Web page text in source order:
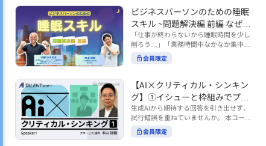
ジメント編（第4回〜7回）：AI時代のリ
ーダーシップや組織変革を中心に学ぶコ
ース ・機能別戦略編（第8回〜12回）：
AI時代における機能別での戦略のあり方
を中心に学ぶコース より実践的なAIツー
ルの活用法について学びたい方は『AI W
earch?tag=AI%E3%83%AF%E3%83%B
C%E3%82%AF%E3%82%B7%E3%83%
95%E3%83%88 ※本コースは、AIのマネ
ジメント活用を学ぶ「AIビジネスシフ
ト」シリーズの一環として提供していま
す。 ※本動画は、制作時点の情報に基づ
6月制作）
を客観的に評価し、改善できるAI活用法
も紹介。大事な場面で「心を動かす」プ
レゼンをしたい方におすすめです。関連
コース「プレゼンテーションスキル」も
併せてご覧ください。 ▼プレゼン動画分
析プロンプト（辛口） https://hodai.glo
bis.co.jp/learning_documents/6f976cd
ル https://unlimited.globis.co.jp/ja/co
urses/598f3254/ ※本コースは、AI時代
のビジネススキルを学ぶ「AIタレントシ
フト」シリーズの一環として提供してい
ます。 https://unlimited.globis.co.jp/j
a/tags/AI%E3%82%BF%E3%83%AC%E
ビジネスパーソンのための睡眠
スキル ~問題解決編 前編 なぜ眠
れないのか？~
「仕事が終わらないから睡眠時間を少し
削ろう…」「業務時間中なかなか集中で
きない…」「毎日朝起きるのがつら
い…」。 あなたはこのような経験をした
トの時間をやりくりするために、真っ先
に削りがちなのが「睡眠」時間。 実は
今、日本社会は世界と比較して「最も眠
らない国」だということもわかってきて
います。 慢性的な睡眠不足は、心身の健
康に悪影響なだけでなく、仕事のパフォ
ーマンスにも当然大きな影響を与え、社
会員限定
【AI×クリティカル・シンキン
グ】①イシューと枠組みでプロ
ンプトを磨く
生成AIから期待する回答を引き出せず、
試行錯誤を重ねていませんか。 本コース
では、生成AI活用の質を高める鍵とし
て、クリティカル・シンキングの視点か
会員限定